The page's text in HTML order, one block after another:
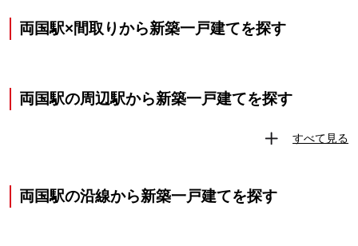
両国駅×間取りから新築一戸建てを探す
両国駅の周辺駅から新築一戸建てを探す
すべて見る
両国駅の沿線から新築一戸建てを探す